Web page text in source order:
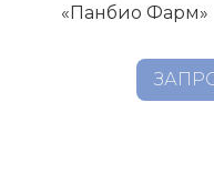
«Панбио Фарм»